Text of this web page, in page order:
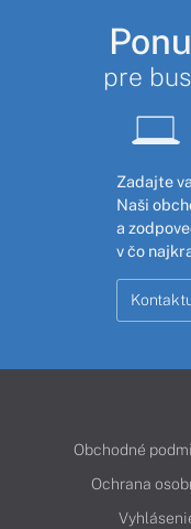
pre
Zadajte
Naši
a
v čo
Obchodné
Ochrana